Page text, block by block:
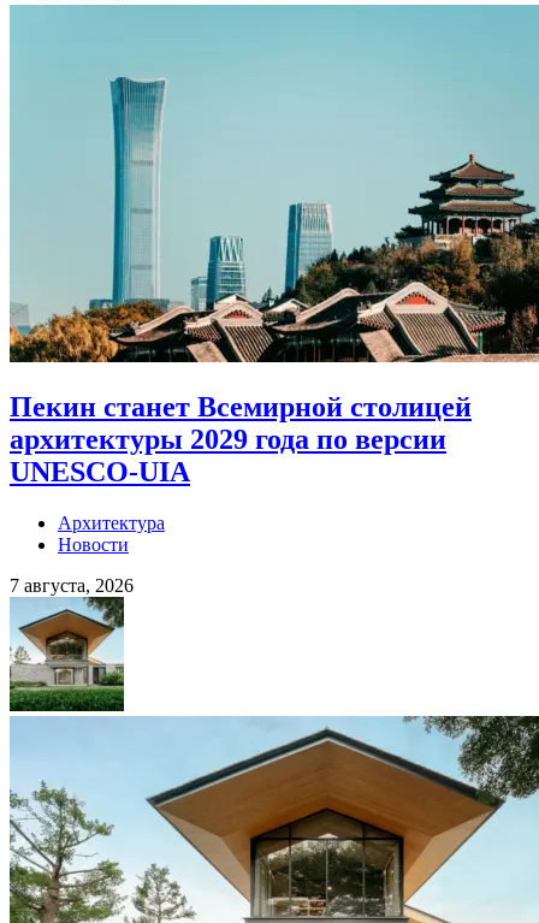
Пекин станет Всемирной столицей
архитектуры 2029 года по версии
UNESCO-UIA
Архитектура
Новости
7 августа, 2026